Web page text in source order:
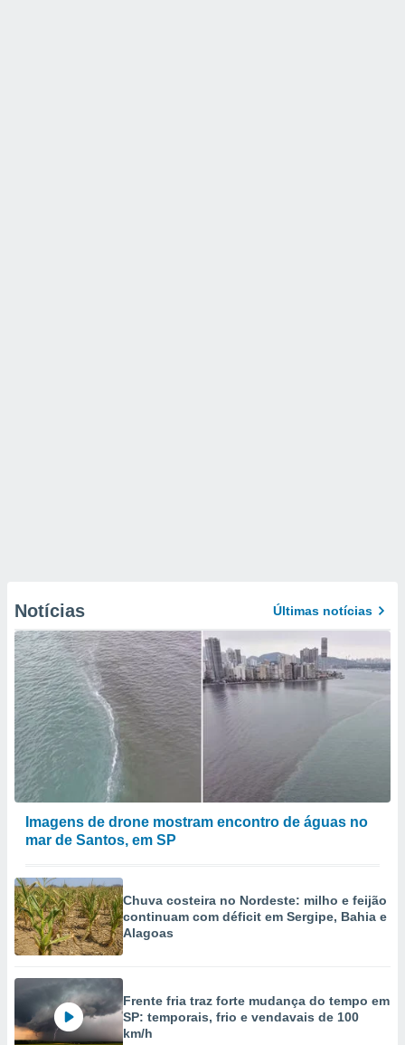
Notícias Últimas notícias
Imagens de drone mostram encontro de águas no
mar de Santos, em SP
Chuva costeira no Nordeste: milho e feijão
continuam com déficit em Sergipe, Bahia e
Alagoas
Frente fria traz forte mudança do tempo em
SP: temporais, frio e vendavais de 100
km/h